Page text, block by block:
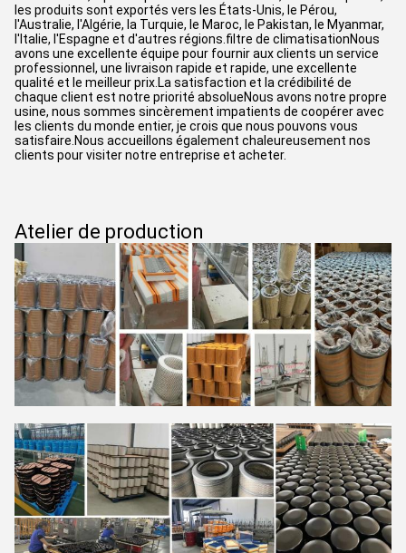
les produits sont exportés vers les États-Unis, le Pérou,
l'Australie, l'Algérie, la Turquie, le Maroc, le Pakistan, le Myanmar,
l'Italie, l'Espagne et d'autres régions.filtre de climatisationNous
avons une excellente équipe pour fournir aux clients un service
professionnel, une livraison rapide et rapide, une excellente
qualité et le meilleur prix.La satisfaction et la crédibilité de
chaque client est notre priorité absolueNous avons notre propre
usine, nous sommes sincèrement impatients de coopérer avec
les clients du monde entier, je crois que nous pouvons vous
satisfaire.Nous accueillons également chaleureusement nos
clients pour visiter notre entreprise et acheter.
Atelier de production